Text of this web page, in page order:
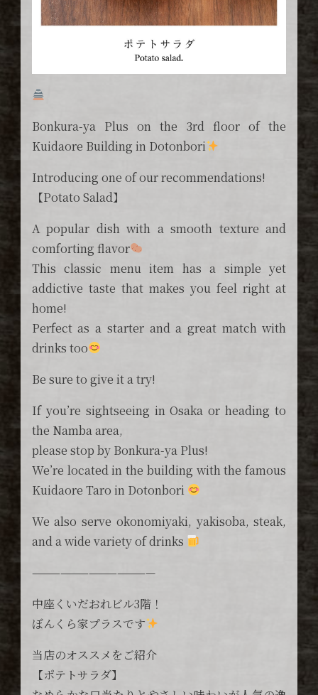
Bonkura-ya Plus on the 3rd floor of the
Kuidaore Building in Dotonbori
Introducing one of our recommendations!
【Potato Salad】
A popular dish with a smooth texture and
comforting flavor
This classic menu item has a simple yet
addictive taste that makes you feel right at
home!
Perfect as a starter and a great match with
drinks too
Be sure to give it a try!
If you’re sightseeing in Osaka or heading to
the Namba area,
please stop by Bonkura-ya Plus!
We’re located in the building with the famous
Kuidaore Taro in Dotonbori
We also serve okonomiyaki, yakisoba, steak,
and a wide variety of drinks
—————————————
中座くいだおれビル3階！
ぼんくら家プラスです
当店のオススメをご紹介
【ポテトサラダ】